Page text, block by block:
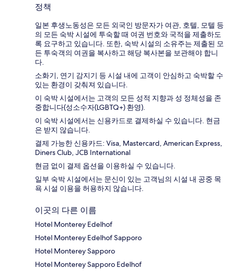
정책
일본 후생노동성은 모든 외국인 방문자가 여관, 호텔, 모텔 등
의 모든 숙박 시설에 투숙할 때 여권 번호와 국적을 제출하도
록 요구하고 있습니다. 또한, 숙박 시설의 소유주는 제출된 모
든 투숙객의 여권을 복사하고 해당 복사본을 보관해야 합니
다.
소화기, 연기 감지기 등 시설 내에 고객이 안심하고 숙박할 수
있는 환경이 갖춰져 있습니다.
이 숙박 시설에서는 고객의 모든 성적 지향과 성 정체성을 존
중합니다(성소수자(LGBTQ+) 환영).
이 숙박 시설에서는 신용카드로 결제하실 수 있습니다. 현금
은 받지 않습니다.
결제 가능한 신용카드: Visa, Mastercard, American Express,
Diners Club, JCB International
현금 없이 결제 옵션을 이용하실 수 있습니다.
일부 숙박 시설에서는 문신이 있는 고객님의 시설 내 공중 목
욕 시설 이용을 허용하지 않습니다.
이곳의 다른 이름
Hotel Monterey Edelhof
Hotel Monterey Edelhof Sapporo
Hotel Monterey Sapporo
Hotel Monterey Sapporo Edelhof